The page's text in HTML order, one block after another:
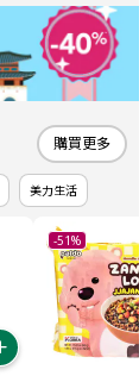
購買更多
美力生活
-51%